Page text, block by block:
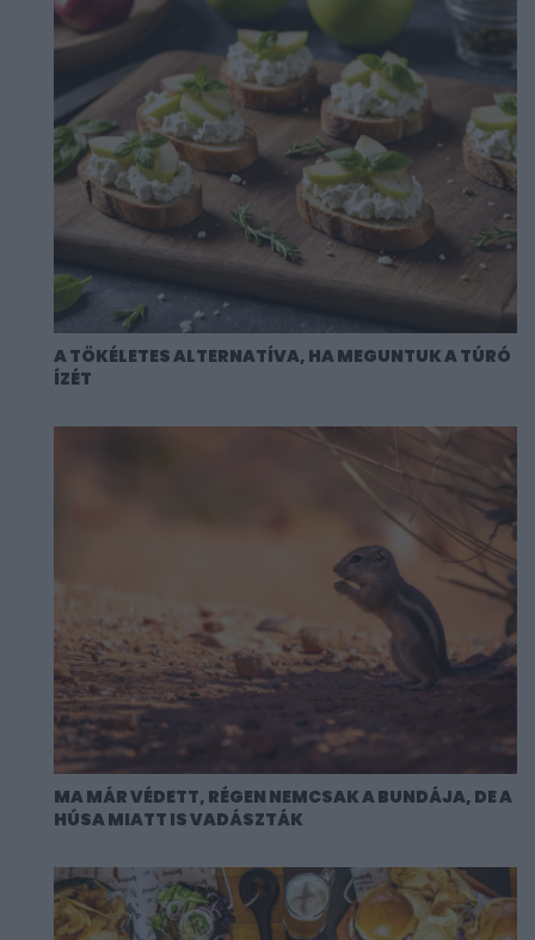
A TÖKÉLETES ALTERNATÍVA, HA MEGUNTUK A TÚRÓ
ÍZÉT
MA MÁR VÉDETT, RÉGEN NEMCSAK A BUNDÁJA, DE A
HÚSA MIATT IS VADÁSZTÁK